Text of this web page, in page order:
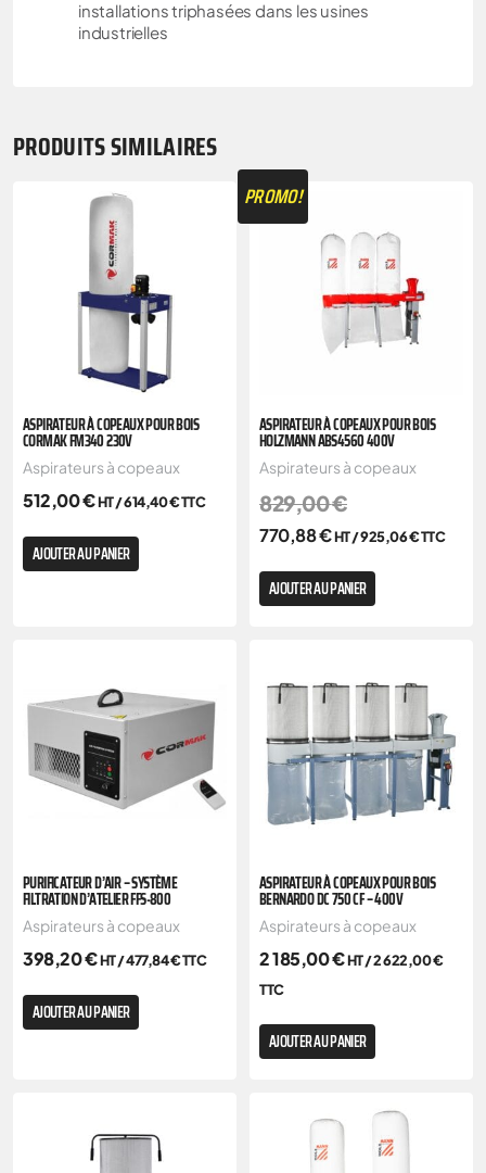
installations triphasées dans les usines
industrielles
PRODUITS SIMILAIRES
ASPIRATEUR À COPEAUX POUR BOIS
CORMAK FM340 230V
Aspirateurs à copeaux
512,00€HT /614,40€TTC
AJOUTER AU PANIER
PROMO!
ASPIRATEUR À COPEAUX POUR BOIS
HOLZMANN ABS4560 400V
Aspirateurs à copeaux
829,00€
770,88€HT /925,06€TTC
AJOUTER AU PANIER
PURIFICATEUR D’AIR – SYSTÈME
FILTRATION D’ATELIER FFS-800
Aspirateurs à copeaux
398,20€HT /477,84€TTC
AJOUTER AU PANIER
ASPIRATEUR À COPEAUX POUR BOIS
BERNARDO DC 750 CF – 400V
Aspirateurs à copeaux
2 185,00€HT /2 622,00€
TTC
AJOUTER AU PANIER